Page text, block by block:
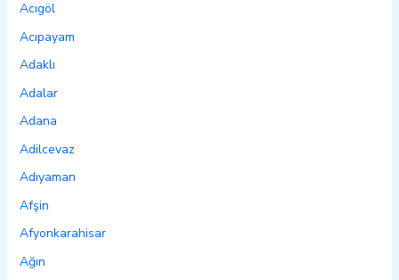
Acıgöl
Acıpayam
Adaklı
Adalar
Adana
Adilcevaz
Adıyaman
Afşin
Afyonkarahisar
Ağın